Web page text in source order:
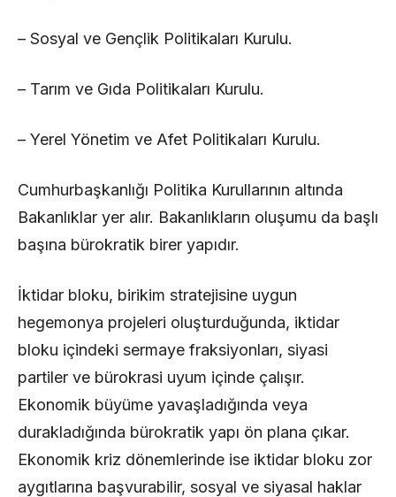
– Sosyal ve Gençlik Politikaları Kurulu.
– Tarım ve Gıda Politikaları Kurulu.
– Yerel Yönetim ve Afet Politikaları Kurulu.
Cumhurbaşkanlığı Politika Kurullarının altında
Bakanlıklar yer alır. Bakanlıkların oluşumu da başlı
başına bürokratik birer yapıdır.
İktidar bloku, birikim stratejisine uygun
hegemonya projeleri oluşturduğunda, iktidar
bloku içindeki sermaye fraksiyonları, siyasi
partiler ve bürokrasi uyum içinde çalışır.
Ekonomik büyüme yavaşladığında veya
durakladığında bürokratik yapı ön plana çıkar.
Ekonomik kriz dönemlerinde ise iktidar bloku zor
aygıtlarına başvurabilir, sosyal ve siyasal haklar